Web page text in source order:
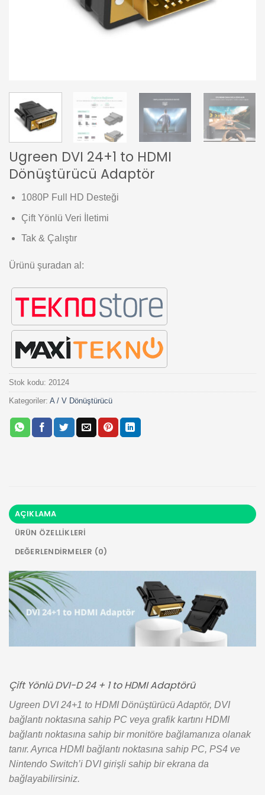
Ugreen DVI 24+1 to HDMI
Dönüştürücü Adaptör
1080P Full HD Desteği
Çift Yönlü Veri İletimi
Tak & Çalıştır
Ürünü şuradan al:
Stok kodu: 20124
Kategoriler: A / V Dönüştürücü
AÇIKLAMA
ÜRÜN ÖZELLIKLERI
DEĞERLENDIRMELER (0)
Çift Yönlü DVI-D 24 + 1 to HDMI Adaptörü
Ugreen DVI 24+1 to HDMI Dönüştürücü Adaptör, DVI
bağlantı noktasına sahip PC veya grafik kartını HDMI
bağlantı noktasına sahip bir monitöre bağlamanıza olanak
tanır. Ayrıca HDMI bağlantı noktasına sahip PC, PS4 ve
Nintendo Switch’i DVI girişli sahip bir ekrana da
bağlayabilirsiniz.